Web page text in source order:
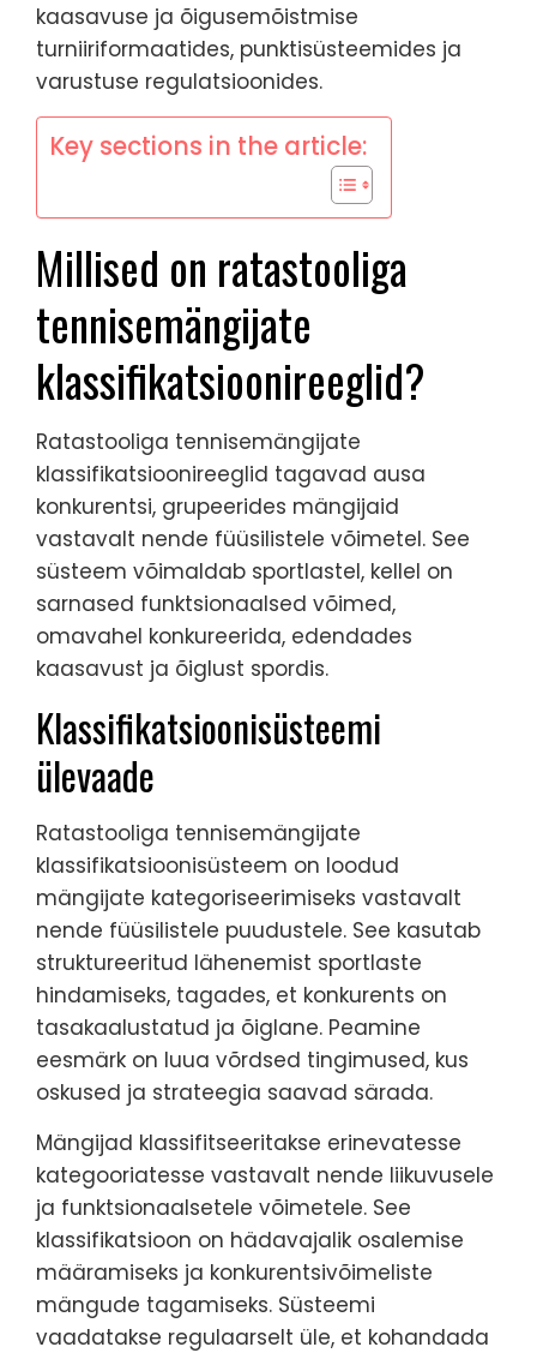
kaasavuse ja õigusemõistmise
turniiriformaatides, punktisüsteemides ja
varustuse regulatsioonides.
Key sections in the article:
Millised on ratastooliga
tennisemängijate
klassifikatsioonireeglid?
Ratastooliga tennisemängijate
klassifikatsioonireeglid tagavad ausa
konkurentsi, grupeerides mängijaid
vastavalt nende füüsilistele võimetel. See
süsteem võimaldab sportlastel, kellel on
sarnased funktsionaalsed võimed,
omavahel konkureerida, edendades
kaasavust ja õiglust spordis.
Klassifikatsioonisüsteemi
ülevaade
Ratastooliga tennisemängijate
klassifikatsioonisüsteem on loodud
mängijate kategoriseerimiseks vastavalt
nende füüsilistele puudustele. See kasutab
struktureeritud lähenemist sportlaste
hindamiseks, tagades, et konkurents on
tasakaalustatud ja õiglane. Peamine
eesmärk on luua võrdsed tingimused, kus
oskused ja strateegia saavad särada.
Mängijad klassifitseeritakse erinevatesse
kategooriatesse vastavalt nende liikuvusele
ja funktsionaalsetele võimetele. See
klassifikatsioon on hädavajalik osalemise
määramiseks ja konkurentsivõimeliste
mängude tagamiseks. Süsteemi
vaadatakse regulaarselt üle, et kohandada